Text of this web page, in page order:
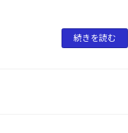
続きを読む